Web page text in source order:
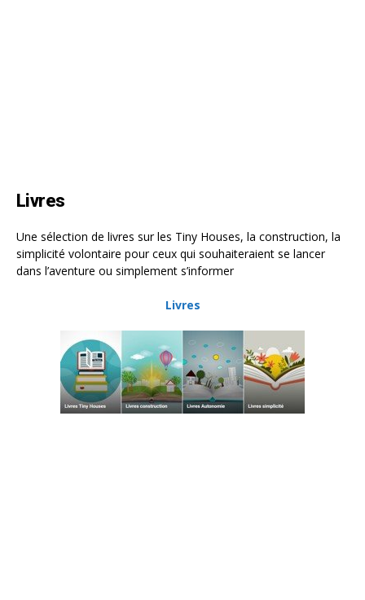
Livres
Une sélection de livres sur les Tiny Houses, la construction, la
simplicité volontaire pour ceux qui souhaiteraient se lancer
dans l’aventure ou simplement s’informer
Livres